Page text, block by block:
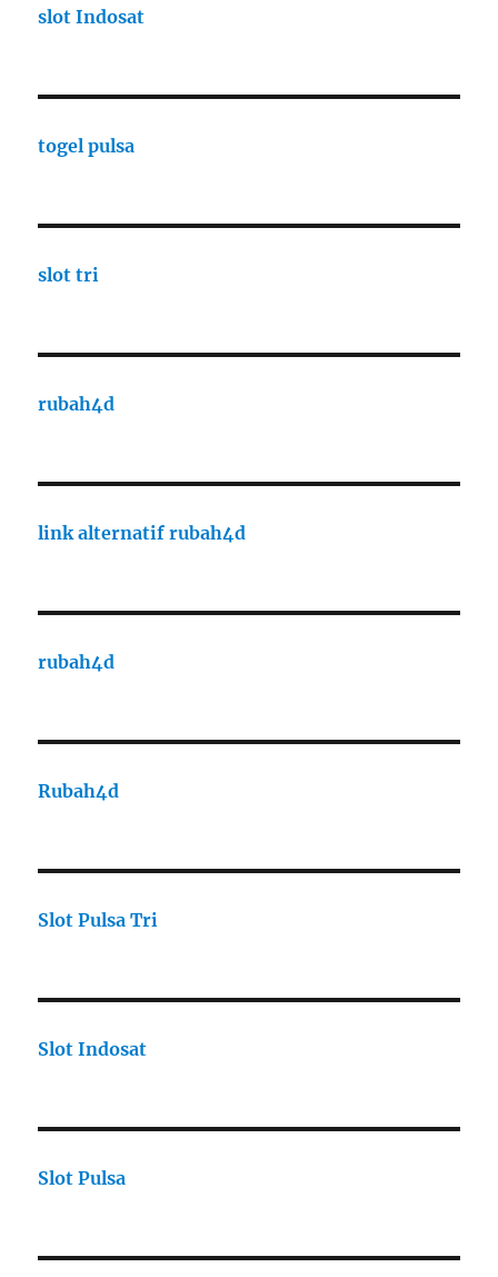
slot Indosat
togel pulsa
slot tri
rubah4d
link alternatif rubah4d
rubah4d
Rubah4d
Slot Pulsa Tri
Slot Indosat
Slot Pulsa